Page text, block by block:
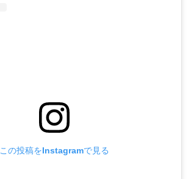
この投稿をInstagramで見る